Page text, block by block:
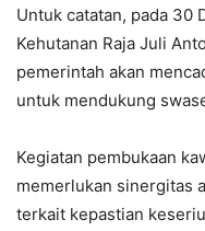
Untuk catatan, pada 30
Kehutanan Raja Juli
pemerintah akan
untuk mendukung
Kegiatan pembukaan
memerlukan sinergitas
terkait kepastian